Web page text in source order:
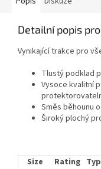
Detailní popis
Vynikající trakce pro
Tlustý podklad
Vysoce kvalitní
Směs běhounu
Široký plochý
Size Rating